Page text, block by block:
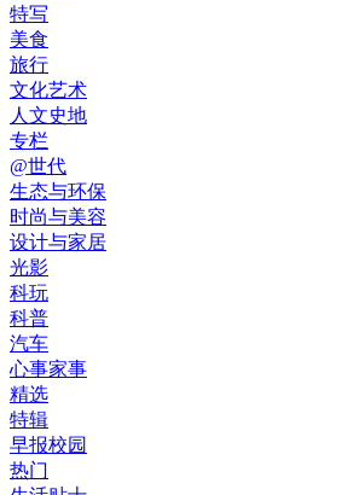
特写
美食
旅行
文化艺术
人文史地
专栏
@世代
生态与环保
时尚与美容
设计与家居
光影
科玩
科普
汽车
心事家事
精选
特辑
早报校园
热门